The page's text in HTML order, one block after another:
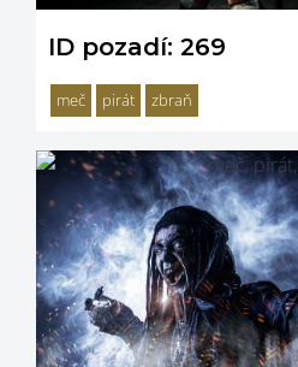
ID pozadí: 269
meč pirát zbraň